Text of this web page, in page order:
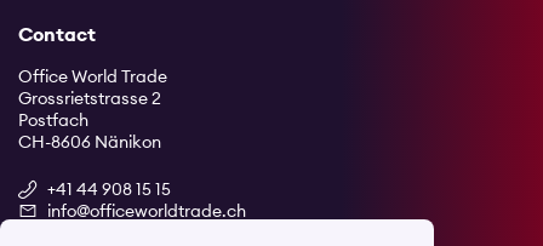
Contact
Office World Trade
Grossrietstrasse 2
Postfach
CH-8606 Nänikon
+41 44 908 15 15
info@officeworldtrade.ch